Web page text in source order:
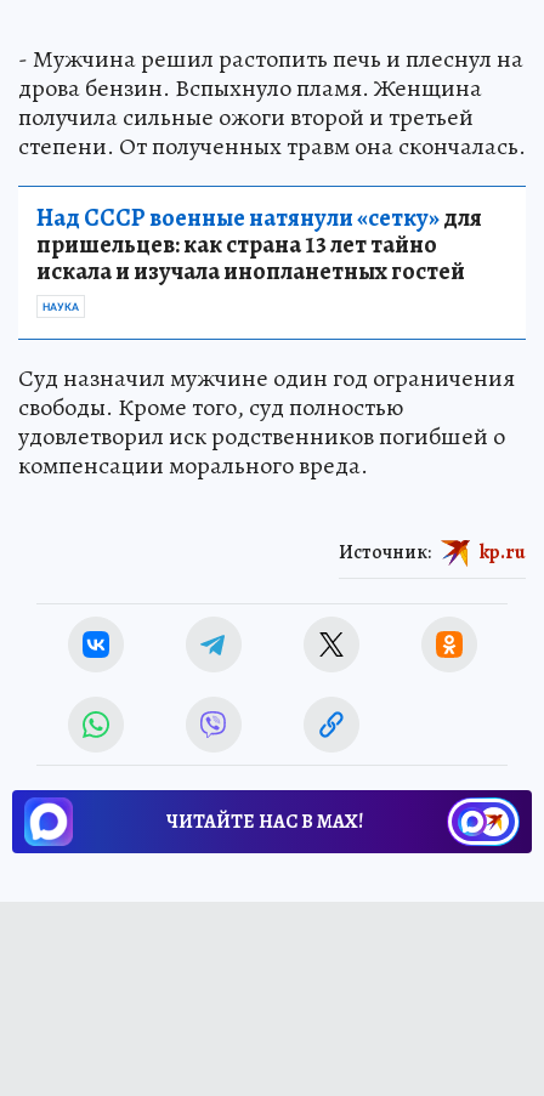
- Мужчина решил растопить печь и плеснул на
дрова бензин. Вспыхнуло пламя. Женщина
получила сильные ожоги второй и третьей
степени. От полученных травм она скончалась.
Над СССР военные натянули «сетку»для
пришельцев: как страна 13 лет тайно
искала и изучала инопланетных гостей
НАУКА
Суд назначил мужчине один год ограничения
свободы. Кроме того, суд полностью
удовлетворил иск родственников погибшей о
компенсации морального вреда.
Источник: kp.ru
ЧИТАЙТЕ НАС В МАХ!